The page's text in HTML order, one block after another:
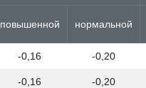
повышенной нормальной
-0,16 -0,20
-0,16 -0,20